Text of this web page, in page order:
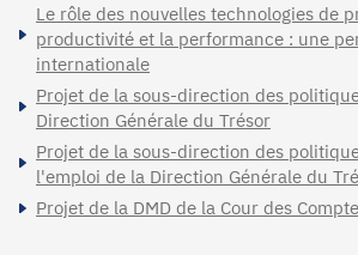
Le rôle des nouvelles technologies de
productivité et la performance : une
internationale
Projet de la sous-direction des
Direction Générale du Trésor
Projet de la sous-direction des
l'emploi de la Direction Générale du
Projet de la DMD de la Cour des